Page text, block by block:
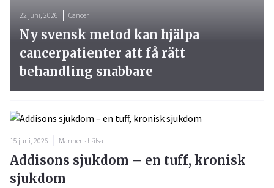
22 juni, 2026 Cancer
Ny svensk metod kan hjälpa
cancerpatienter att få rätt
behandling snabbare
15 juni, 2026 Mannens hälsa
Addisons sjukdom – en tuff, kronisk
sjukdom